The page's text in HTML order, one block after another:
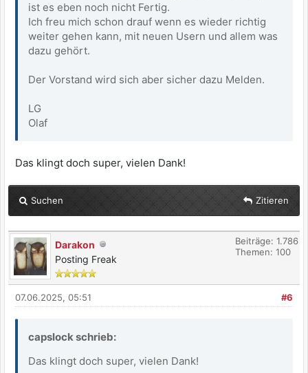
ist es eben noch nicht Fertig.
Ich freu mich schon drauf wenn es wieder richtig
weiter gehen kann, mit neuen Usern und allem was
dazu gehört.
Der Vorstand wird sich aber sicher dazu Melden.
LG
Olaf
Das klingt doch super, vielen Dank!
Suchen Zitieren
Darakon
Posting Freak
Beiträge: 1.786
Themen: 100
#6
07.06.2025, 05:51
capslock schrieb:
Das klingt doch super, vielen Dank!